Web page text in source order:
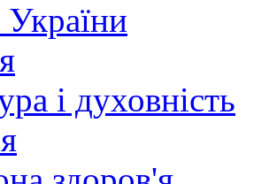
і духовність